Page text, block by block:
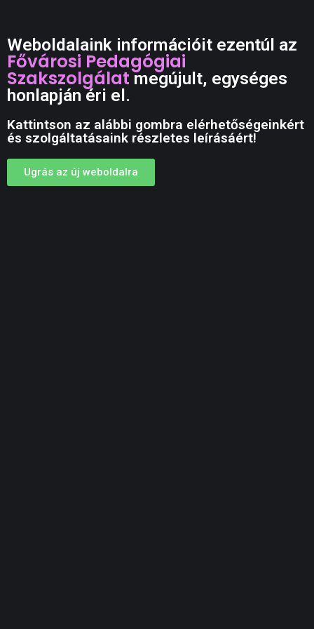
Weboldalaink információit ezentúl az
Fővárosi Pedagógiai
Szakszolgálatmegújult, egységes
honlapján éri el.
Kattintson az alábbi gombra elérhetőségeinkért
és szolgáltatásaink részletes leírásáért!
Ugrás az új weboldalra